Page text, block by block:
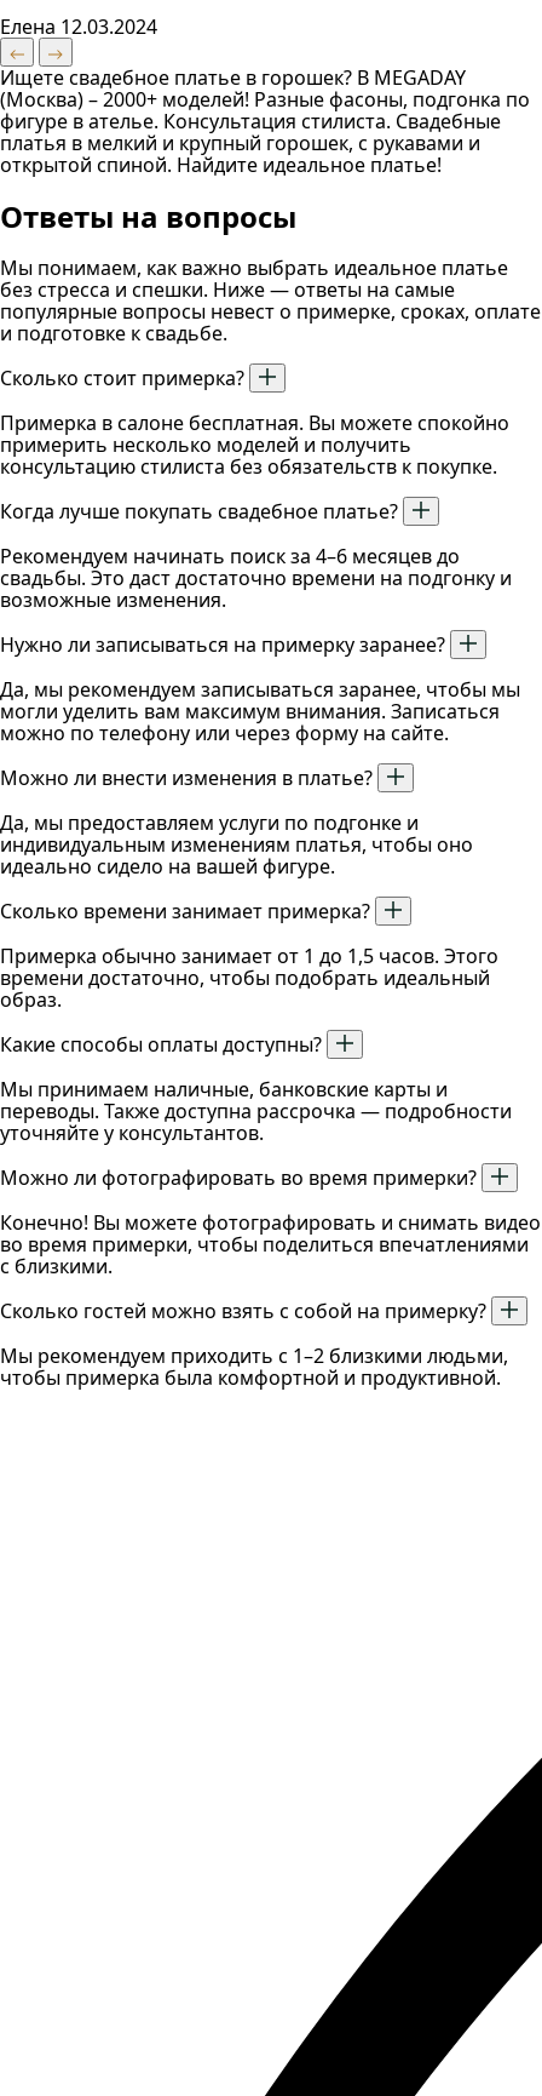
Елена 12.03.2024
Ищете свадебное платье в горошек? В MEGADAY
(Москва) – 2000+ моделей! Разные фасоны, подгонка по
фигуре в ателье. Консультация стилиста. Свадебные
платья в мелкий и крупный горошек, с рукавами и
открытой спиной. Найдите идеальное платье!
Ответы на вопросы
Мы понимаем, как важно выбрать идеальное платье
без стресса и спешки. Ниже — ответы на самые
популярные вопросы невест о примерке, сроках, оплате
и подготовке к свадьбе.
Сколько стоит примерка?
Примерка в салоне бесплатная. Вы можете спокойно
примерить несколько моделей и получить
консультацию стилиста без обязательств к покупке.
Когда лучше покупать свадебное платье?
Рекомендуем начинать поиск за 4–6 месяцев до
свадьбы. Это даст достаточно времени на подгонку и
возможные изменения.
Нужно ли записываться на примерку заранее?
Да, мы рекомендуем записываться заранее, чтобы мы
могли уделить вам максимум внимания. Записаться
можно по телефону или через форму на сайте.
Можно ли внести изменения в платье?
Да, мы предоставляем услуги по подгонке и
индивидуальным изменениям платья, чтобы оно
идеально сидело на вашей фигуре.
Сколько времени занимает примерка?
Примерка обычно занимает от 1 до 1,5 часов. Этого
времени достаточно, чтобы подобрать идеальный
образ.
Какие способы оплаты доступны?
Мы принимаем наличные, банковские карты и
переводы. Также доступна рассрочка — подробности
уточняйте у консультантов.
Можно ли фотографировать во время примерки?
Конечно! Вы можете фотографировать и снимать видео
во время примерки, чтобы поделиться впечатлениями
с близкими.
Сколько гостей можно взять с собой на примерку?
Мы рекомендуем приходить с 1–2 близкими людьми,
чтобы примерка была комфортной и продуктивной.